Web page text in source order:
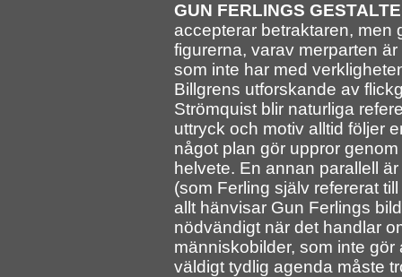
GUN FERLINGS
accepterar betraktaren, men
figurerna, varav merparten
som inte har med
Billgrens utforskande av
Strömquist blir naturliga
uttryck och motiv alltid följer
något plan gör uppror
helvete. En annan parallell
(som Ferling själv refererat
allt hänvisar Gun Ferlings
nödvändigt när det handlar
människobilder, som inte
väldigt tydlig agenda måste